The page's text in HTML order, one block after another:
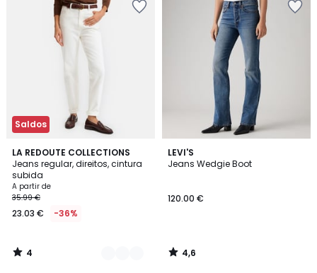
Saldos
LA REDOUTE COLLECTIONS
Jeans regular, direitos, cintura
subida
A partir de
35.99 €
23.03 € -36%
4
/
5
5
Cores
4
/
LEVI'S
Jeans Wedgie Boot
120.00 €
4,6
/ 5
4,6
/